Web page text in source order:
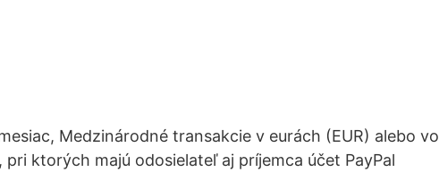
Medzinárodné transakcie v eurách (EUR) alebo vo
ktorých majú odosielateľ aj príjemca účet PayPal